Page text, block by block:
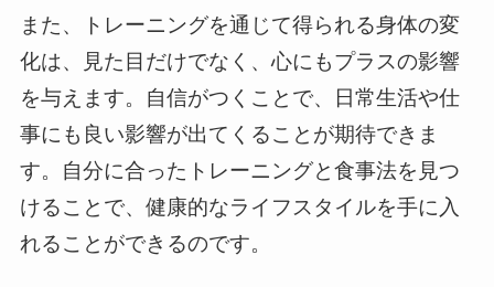
また、トレーニングを通じて得られる身体の変
化は、見た目だけでなく、心にもプラスの影響
を与えます。自信がつくことで、日常生活や仕
事にも良い影響が出てくることが期待できま
す。自分に合ったトレーニングと食事法を見つ
けることで、健康的なライフスタイルを手に入
れることができるのです。